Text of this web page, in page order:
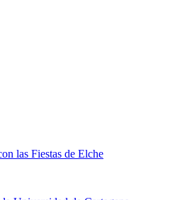
las Fiestas de Elche